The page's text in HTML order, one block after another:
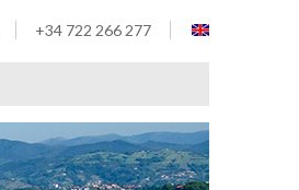
+34 722 266 277